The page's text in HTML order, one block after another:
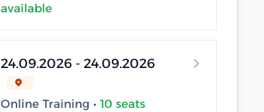
available
24.09.2026 - 24.09.2026
Online Training • 10 seats